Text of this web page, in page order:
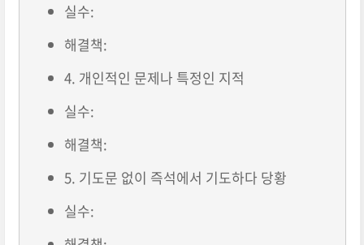
실수:
해결책:
4. 개인적인 문제나 특정인 지적
실수:
해결책:
5. 기도문 없이 즉석에서 기도하다 당황
실수: